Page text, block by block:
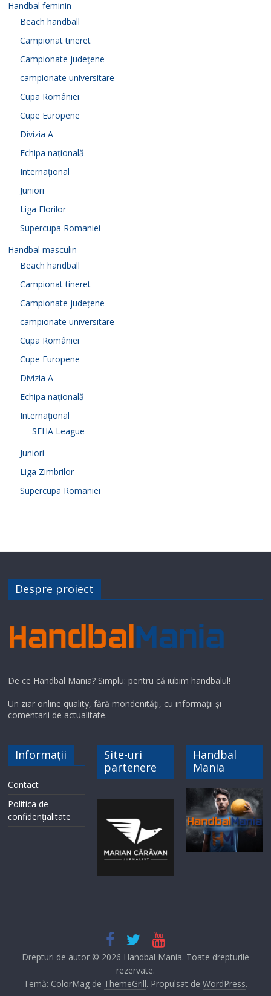
Handbal feminin
Beach handball
Campionat tineret
Campionate județene
campionate universitare
Cupa României
Cupe Europene
Divizia A
Echipa națională
Internațional
Juniori
Liga Florilor
Supercupa Romaniei
Handbal masculin
Beach handball
Campionat tineret
Campionate județene
campionate universitare
Cupa României
Cupe Europene
Divizia A
Echipa națională
Internațional
SEHA League
Juniori
Liga Zimbrilor
Supercupa Romaniei
Despre proiect
De ce Handbal Mania? Simplu: pentru că iubim handbalul!
Un ziar online quality, fără mondenități, cu informații și
comentarii de actualitate.
Informații
Contact
Politica de
confidențialitate
Site-uri
partenere
Handbal
Mania
Drepturi de autor © 2026 Handbal Mania. Toate drepturile
rezervate.
Temă: ColorMag de ThemeGrill. Propulsat de WordPress.